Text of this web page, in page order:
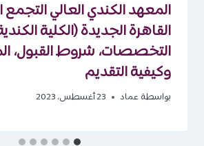
المعهد الكندي العالي
القاهرة الجديدة (الكلية
التخصصات، شروط القبول،
وكيفية التقديم
بواسطة عماد 23 أغسطس، 2023